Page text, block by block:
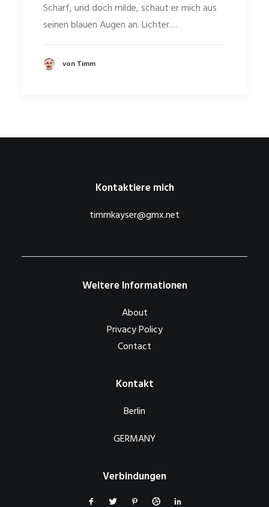
Scharf, und doch milde, schaut er mich aus
seinen blauen Augen an. Lichter…
von Timm
Kontaktiere mich
timmkayser@gmx.net
Weitere Informationen
About
Privacy Policy
Contact
Kontakt
Berlin
GERMANY
Verbindungen